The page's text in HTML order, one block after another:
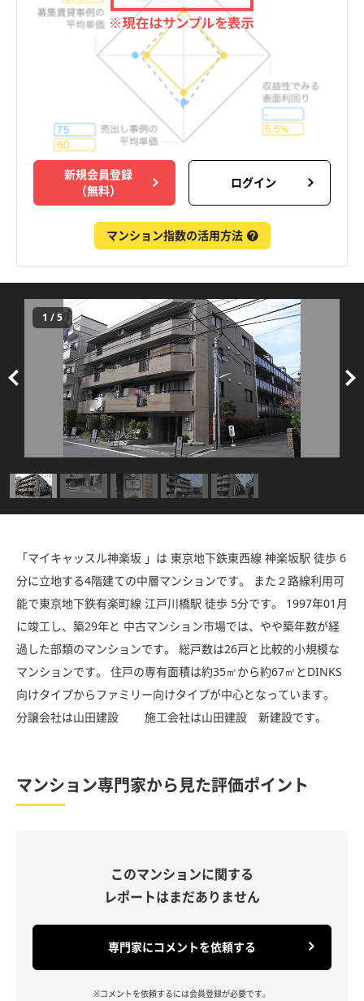
新規会員登録
（無料）
ログイン
マンション指数の活用方法
1 /5
「マイキャッスル神楽坂 」は 東京地下鉄東西線 神楽坂駅 徒歩 6
分に立地する4階建ての中層マンションです。 また２路線利用可
能で東京地下鉄有楽町線 江戸川橋駅 徒歩 5分です。 1997年01月
に竣工し、築29年と 中古マンション市場では、やや築年数が経
過した部類のマンションです。 総戸数は26戸と比較的小規模な
マンションです。 住戸の専有面積は約35㎡から約67㎡とDINKS
向けタイプからファミリー向けタイプが中心となっています。
分譲会社は山田建設 施工会社は山田建設 新建設です。
マンション専門家から見た評価ポイント
このマンションに関する
レポートはまだありません
専門家にコメントを依頼する
※コメントを依頼するには会員登録が必要です。